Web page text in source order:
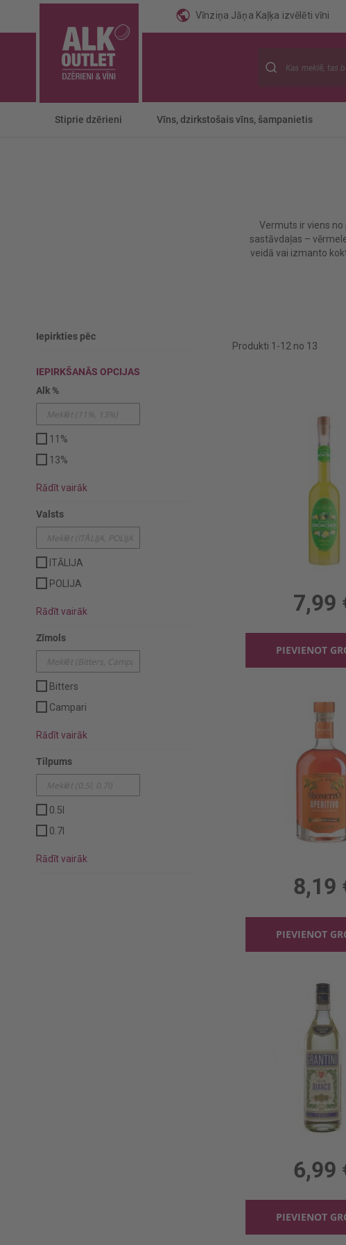
Vīnziņa Jāņa Kaļķa izvēlēti vīni
Stiprie dzērieni Vīns, dzirkstošais vīns, šampanietis
Vermuts ir viens
sastāvdaļas –
veidā vai izmanto
Produkti 1 -12 no 13
7,99
PIEVIENOT
8,19
PIEVIENOT
Vermuts Grantini
6,99
PIEVIENOT
Iepirkties pēc
IEPIRKŠANĀS OPCIJAS
Alk %
11%
13%
Rādīt vairāk
Valsts
ITĀLIJA
POLIJA
Rādīt vairāk
Zīmols
Bitters
Campari
Rādīt vairāk
Tilpums
0.5l
0.7l
Rādīt vairāk